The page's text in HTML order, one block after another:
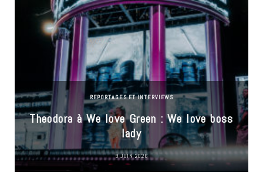
REPORTAGES ET INTERVIEWS
Theodora à We love Green : We love boss
lady
9 JUIN 2026